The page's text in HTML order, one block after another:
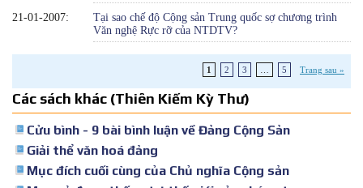
21-01-2007:
Tại sao chế độ Cộng sản Trung quốc sợ chương trình
Văn nghệ Rực rỡ của NTDTV?
1 2 3 5 Trang sau »
Các sách khác (Thiên Kiếm Kỳ Thư)
Cửu bình - 9 bài bình luận về Đảng Cộng Sản
Giải thể văn hoá đảng
Mục đích cuối cùng của Chủ nghĩa Cộng sản